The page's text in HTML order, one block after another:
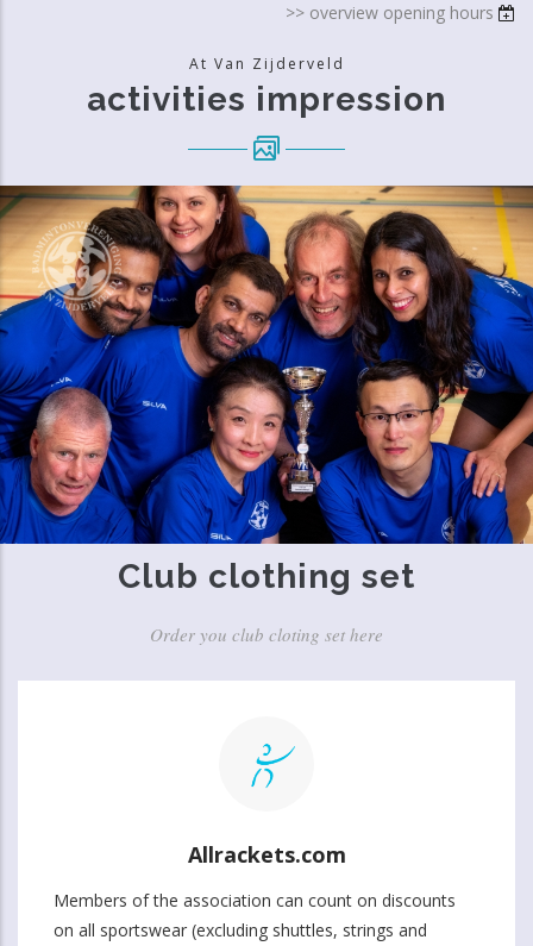
>> overview opening hours
At Van Zijderveld
activities impression
Club clothing set
Order you club cloting set here
Allrackets.com
Members of the association can count on discounts
on all sportswear (excluding shuttles, strings and